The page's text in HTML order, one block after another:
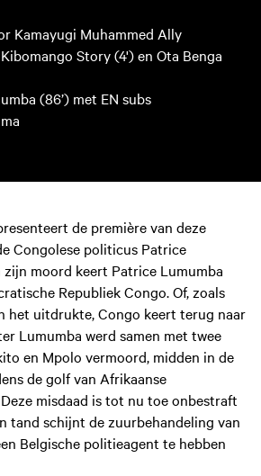
Kamayugi Muhammed Ally
Story (4') en Ota Benga
(86’) met EN subs
de première van deze
Congolese politicus Patrice
zijn moord keert Patrice Lumumba
Republiek Congo. Of, zoals
het uitdrukte, Congo keert terug naar
Lumumba werd samen met twee
en Mpolo vermoord, midden in de
de golf van Afrikaanse
misdaad is tot nu toe onbestraft
tand schijnt de zuurbehandeling van
Belgische politieagent te hebben